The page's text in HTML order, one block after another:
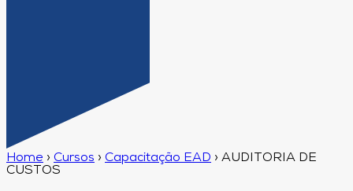
Home › Cursos › Capacitação EAD › AUDITORIA DE
CUSTOS